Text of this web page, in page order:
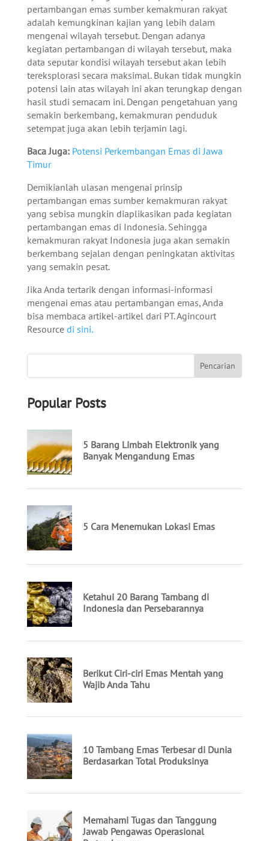
pertambangan emas sumber kemakmuran rakyat
adalah kemungkinan kajian yang lebih dalam
mengenai wilayah tersebut. Dengan adanya
kegiatan pertambangan di wilayah tersebut, maka
data seputar kondisi wilayah tersebut akan lebih
tereksplorasi secara maksimal. Bukan tidak mungkin
potensi lain atas wilayah ini akan terungkap dengan
hasil studi semacam ini. Dengan pengetahuan yang
semakin berkembang, kemakmuran penduduk
setempat juga akan lebih terjamin lagi.
Baca Juga: Potensi Perkembangan Emas di Jawa
Timur
Demikianlah ulasan mengenai prinsip
pertambangan emas sumber kemakmuran rakyat
yang sebisa mungkin diaplikasikan pada kegiatan
pertambangan emas di Indonesia. Sehingga
kemakmuran rakyat Indonesia juga akan semakin
berkembang sejalan dengan peningkatan aktivitas
yang semakin pesat.
Jika Anda tertarik dengan informasi-informasi
mengenai emas atau pertambangan emas, Anda
bisa membaca artikel-artikel dari PT. Agincourt
Resource di sini.
Popular Posts